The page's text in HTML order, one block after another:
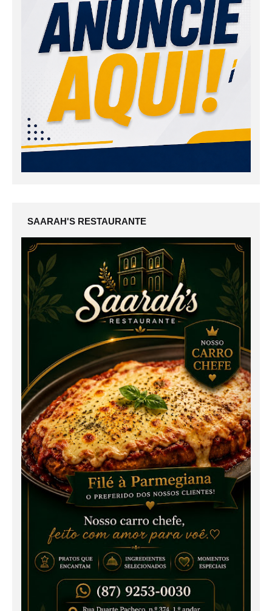
SAARAH'S RESTAURANTE